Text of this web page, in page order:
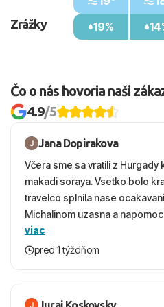
Zrážky
19%
Čo o nás hovoria naši
4.9/5
Jana Dopirakova
Včera sme sa vratili z
makadi soraya. Vsetko bolo
travelco splnila nase
Michalinom uzasna a
vecernych hodinach zaco sa
krasny, cisty. Sluzby top.
viac
pred 1 týždňom